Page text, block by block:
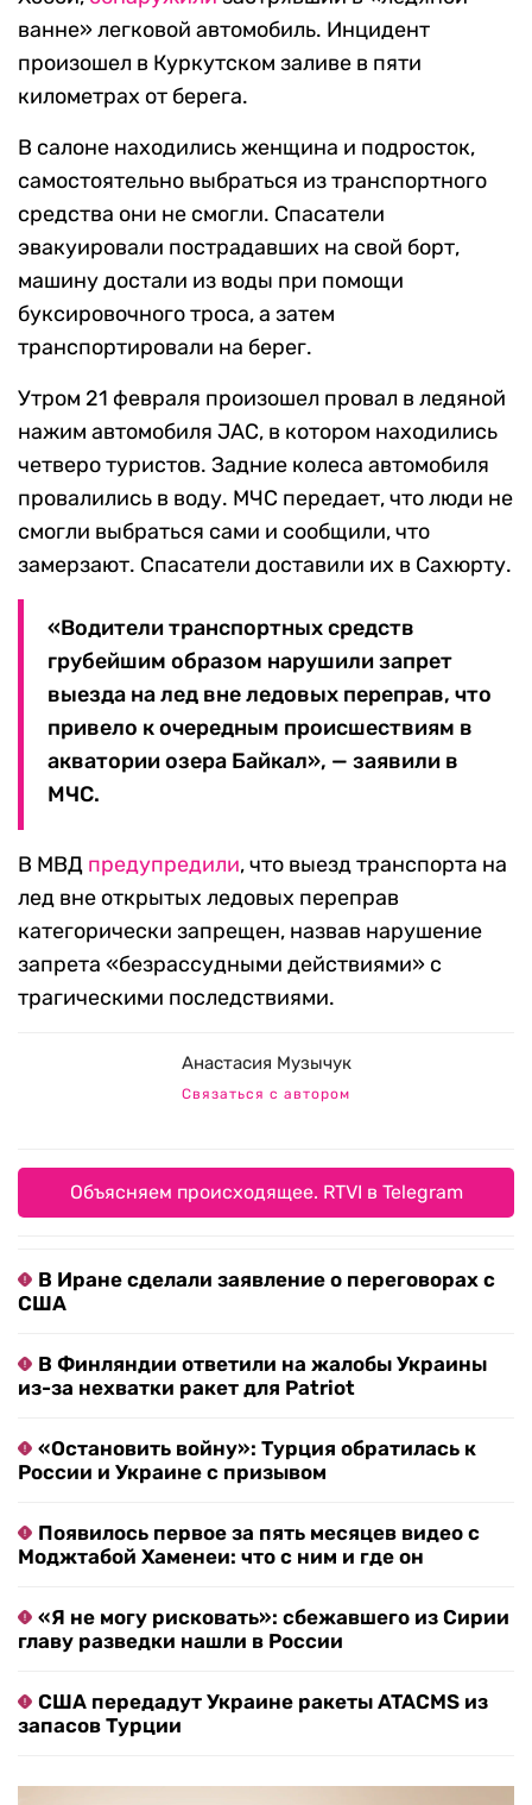
ванне» легковой автомобиль. Инцидент
произошел в Куркутском заливе в пяти
километрах от берега.
В салоне находились женщина и подросток,
самостоятельно выбраться из транспортного
средства они не смогли. Спасатели
эвакуировали пострадавших на свой борт,
машину достали из воды при помощи
буксировочного троса, а затем
транспортировали на берег.
Утром 21 февраля произошел провал в ледяной
нажим автомобиля JAC, в котором находились
четверо туристов. Задние колеса автомобиля
провалились в воду. МЧС передает, что люди не
смогли выбраться сами и сообщили, что
замерзают. Спасатели доставили их в Сахюрту.
«Водители транспортных средств
грубейшим образом нарушили запрет
выезда на лед вне ледовых переправ, что
привело к очередным происшествиям в
акватории озера Байкал», — заявили в
МЧС.
В МВД предупредили, что выезд транспорта на
лед вне открытых ледовых переправ
категорически запрещен, назвав нарушение
запрета «безрассудными действиями» с
трагическими последствиями.
Анастасия Музычук
Связаться с автором
Объясняем происходящее. RTVI в Telegram
В Иране сделали заявление о переговорах с
США
В Финляндии ответили на жалобы Украины
из-за нехватки ракет для Patriot
«Остановить войну»: Турция обратилась к
России и Украине с призывом
Появилось первое за пять месяцев видео с
Моджтабой Хаменеи: что с ним и где он
«Я не могу рисковать»: сбежавшего из Сирии
главу разведки нашли в России
США передадут Украине ракеты ATACMS из
запасов Турции